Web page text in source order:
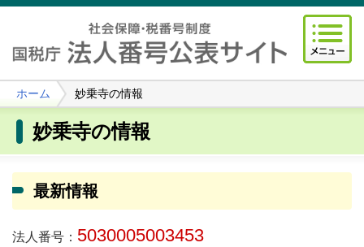
ホーム 妙乗寺の情報
妙乗寺の情報
最新情報
法人番号： 5030005003453